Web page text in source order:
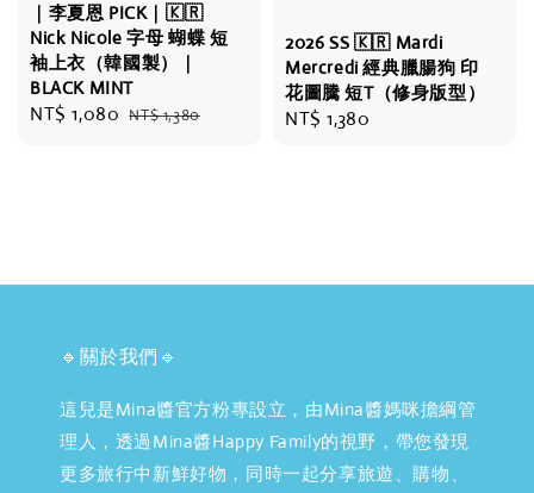
｜李夏恩 PICK｜🇰🇷
Nick Nicole 字母 蝴蝶 短
袖上衣（韓國製）｜
BLACK MINT
Sale
NT$ 1,080 Regular
NT$ 1,380
2026 SS 🇰🇷 Mardi
Mercredi 經典臘腸狗 印
花圖騰 短T（修身版型）
Regular
NT$ 1,380
🔹關於我們🔹
這兒是Mina醬官方粉專設立，由Mina醬媽咪擔綱管
理人，透過Mina醬Happy Family的視野，帶您發現
更多旅行中新鮮好物，同時一起分享旅遊、購物、